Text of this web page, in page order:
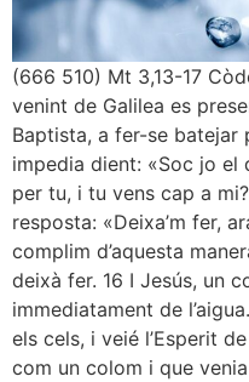
(666 510) Mt 3,13-17
venint de Galilea es
Baptista, a fer-se batejar
impedia dient: «Soc jo el
per tu, i tu vens cap a
resposta: «Deixa’m fer,
complim d’aquesta
deixà fer. 16 I Jesús, un
immediatament de
els cels, i veié l’Esperit
com un colom i que